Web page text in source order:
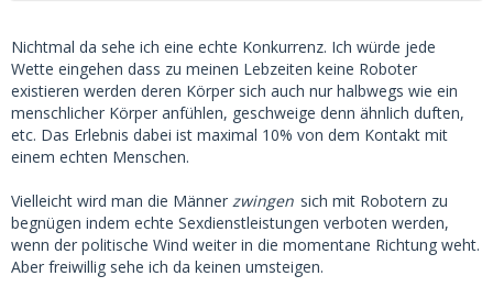
Nichtmal da sehe ich eine echte Konkurrenz. Ich würde jede
Wette eingehen dass zu meinen Lebzeiten keine Roboter
existieren werden deren Körper sich auch nur halbwegs wie ein
menschlicher Körper anfühlen, geschweige denn ähnlich duften,
etc. Das Erlebnis dabei ist maximal 10% von dem Kontakt mit
einem echten Menschen.
Vielleicht wird man die Männer zwingen sich mit Robotern zu
begnügen indem echte Sexdienstleistungen verboten werden,
wenn der politische Wind weiter in die momentane Richtung weht.
Aber freiwillig sehe ich da keinen umsteigen.